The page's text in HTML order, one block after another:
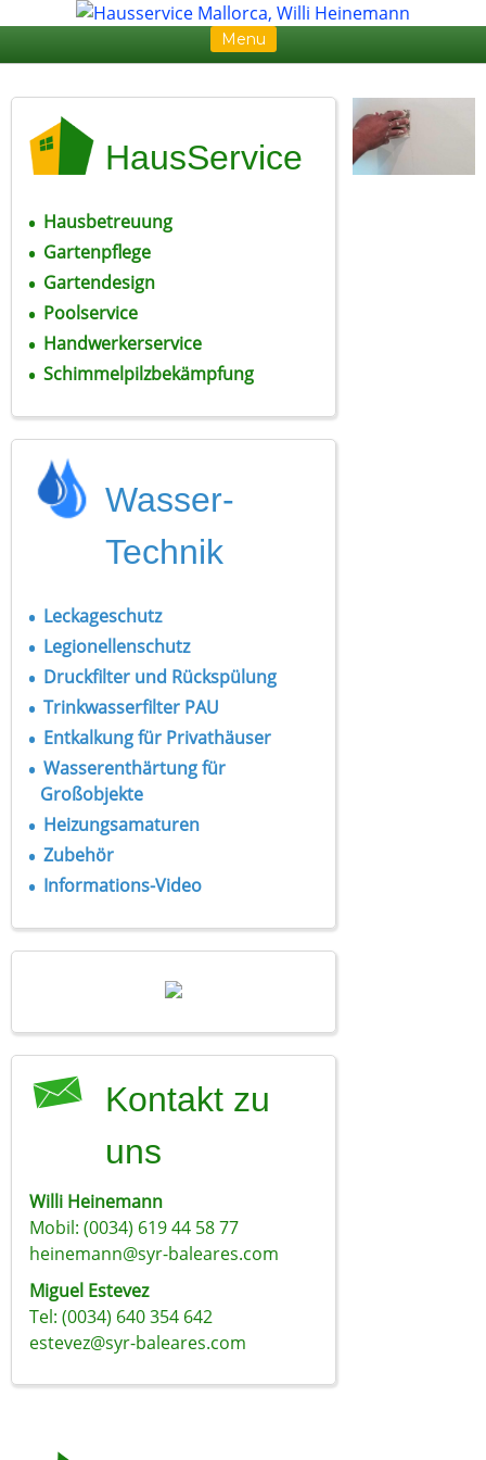
Menu
Skip to content
HausService
Hausbetreuung
Gartenpflege
Gartendesign
Poolservice
Handwerkerservice
Schimmelpilzbekämpfung
Wasser-
Technik
Leckageschutz
Legionellenschutz
Druckfilter und Rückspülung
Trinkwasserfilter PAU
Entkalkung für Privathäuser
Wasserenthärtung für
Großobjekte
Heizungsamaturen
Zubehör
Informations-Video
Kontakt zu
uns
Willi Heinemann
Mobil: (0034) 619 44 58 77
heinemann@syr-baleares.com
Miguel Estevez
Tel: (0034) 640 354 642
estevez@syr-baleares.com